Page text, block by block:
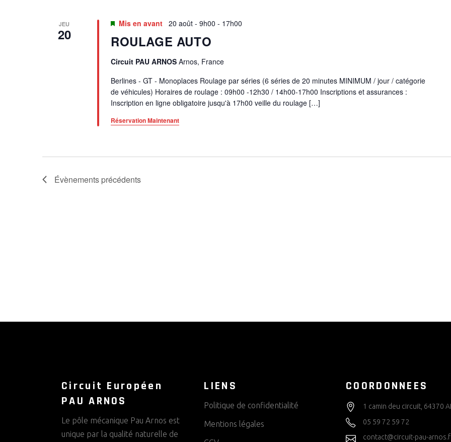
JEU
20 ROULAGE AUTO
Mis en avant 20 août - 9h00 - 17h00
Circuit PAU ARNOS Arnos, France
Berlines - GT - Monoplaces Roulage par séries (6 séries de 20 minutes MINIMUM / jour / catégorie
de véhicules) Horaires de roulage : 09h00 -12h30 / 14h00-17h00 Inscriptions et assurances :
Inscription en ligne obligatoire jusqu'à 17h00 veille du roulage […]
Réservation Maintenant
Évènements précédents
Circuit Européen
PAU ARNOS
Le pôle mécanique Pau Arnos est
unique par la qualité naturelle de
LIENS
Politique de confidentialité
Mentions légales
COORDONNEES
1 camin deu circuit, 64370
05 59 72 59 72
contact@circuit-pau-